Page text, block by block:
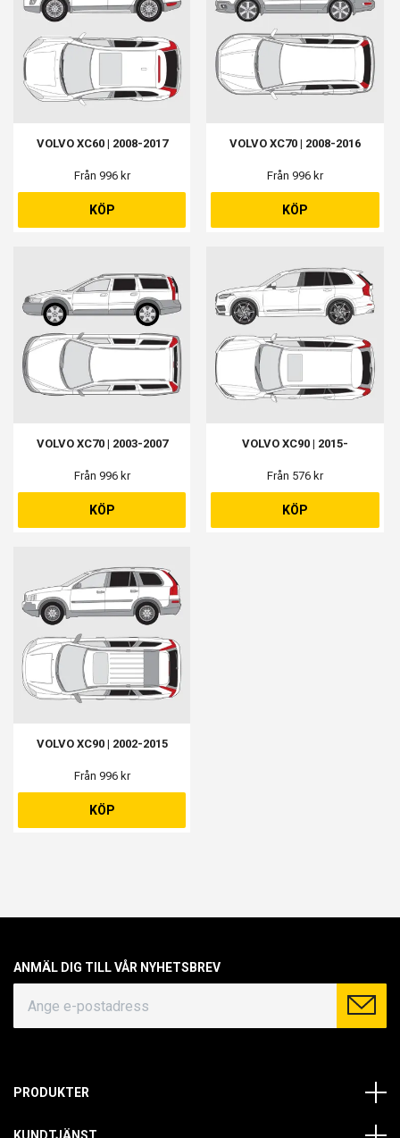
VOLVO XC60 | 2008-2017
Från 996 kr
KÖP
VOLVO XC70 | 2008-2016
Från 996 kr
KÖP
VOLVO XC70 | 2003-2007
Från 996 kr
KÖP
VOLVO XC90 | 2015-
Från 576 kr
KÖP
VOLVO XC90 | 2002-2015
Från 996 kr
KÖP
ANMÄL DIG TILL VÅR NYHETSBREV
PRODUKTER